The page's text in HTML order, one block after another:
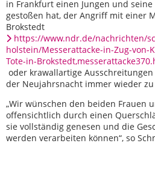
in Frankfurt einen Jungen und
gestoßen hat, der Angriff mit einer
Brokstedt
https://www.ndr.de/nachrichten/
holstein/Messerattacke-in-Zug-von-
Tote-in-
oder krawallartige
der Neujahrsnacht immer wieder
„Wir wünschen den beiden Frauen
offensichtlich durch einen
sie vollständig genesen und die
werden verarbeiten können“, so